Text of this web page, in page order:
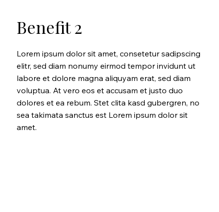
Lorem ipsum dolor sit amet, consetetur sadipscing
elitr, sed diam nonumy eirmod tempor invidunt ut
labore et dolore magna aliquyam erat, sed diam
voluptua. At vero eos et accusam et justo duo
dolores et ea rebum. Stet clita kasd gubergren, no
sea takimata sanctus est Lorem ipsum dolor sit
amet.
Benefit 2